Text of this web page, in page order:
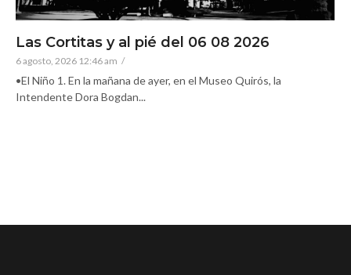
Las Cortitas y al pié del 06 08 2026
6 agosto, 2026 12:46 am /
•El Niño 1. En la mañana de ayer, en el Museo Quirós, la
Intendente Dora Bogdan...